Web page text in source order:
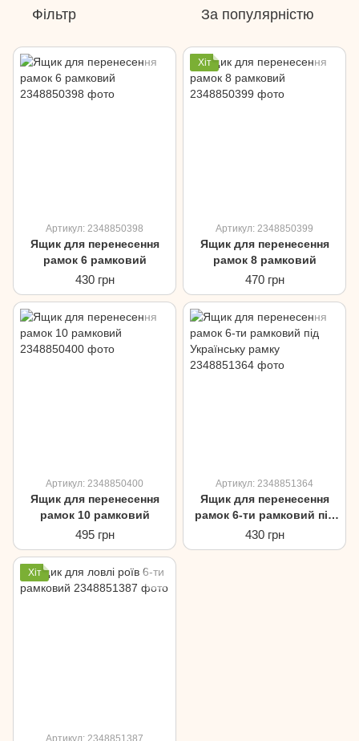
Фільтр За популярністю
Артикул: 2348850398
Ящик для перенесення
рамок 6 рамковий
430 грн
Хіт
Артикул: 2348850399
Ящик для перенесення
рамок 8 рамковий
470 грн
Артикул: 2348850400
Ящик для перенесення
рамок 10 рамковий
495 грн
Артикул: 2348851364
Ящик для перенесення
рамок 6-ти рамковий під
Українську рамку
430 грн
Хіт
Артикул: 2348851387